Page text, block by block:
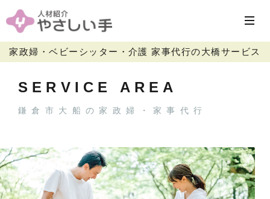
家政婦・ベビーシッター・介護 家事代行の大橋サービス
SERVICE AREA
鎌倉市大船の家政婦・家事代行